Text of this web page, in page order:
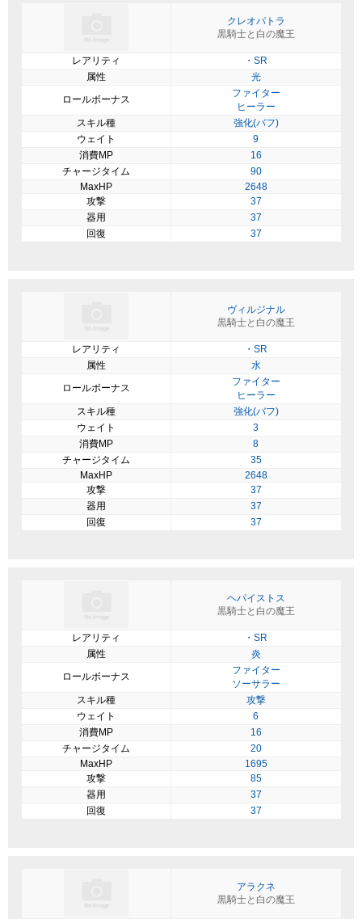
クレオパトラ
黒騎士と白の魔王
レアリティ
・SR
属性
光
ロールボーナス
ファイター
ヒーラー
スキル種
強化(バフ)
ウェイト
9
消費MP
16
チャージタイム
90
MaxHP
2648
攻撃
37
器用
37
回復
37
ヴィルジナル
黒騎士と白の魔王
レアリティ
・SR
属性
水
ロールボーナス
ファイター
ヒーラー
スキル種
強化(バフ)
ウェイト
3
消費MP
8
チャージタイム
35
MaxHP
2648
攻撃
37
器用
37
回復
37
ヘパイストス
黒騎士と白の魔王
レアリティ
・SR
属性
炎
ロールボーナス
ファイター
ソーサラー
スキル種
攻撃
ウェイト
6
消費MP
16
チャージタイム
20
MaxHP
1695
攻撃
85
器用
37
回復
37
アラクネ
黒騎士と白の魔王